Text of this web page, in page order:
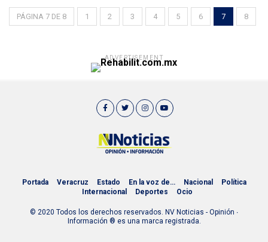
PÁGINA 7 DE 8 1 2 3 4 5 6 7 8
ADVERTISEMENT
Portada Veracruz Estado En la voz de… Nacional
Política
Internacional
Deportes Ocio
© 2020 Todos los derechos reservados. NV Noticias - Opinión ∙
Información ® es una marca registrada.